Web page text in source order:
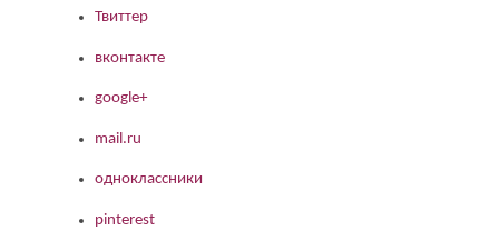
Твиттер
вконтакте
google+
mail.ru
одноклассники
pinterest